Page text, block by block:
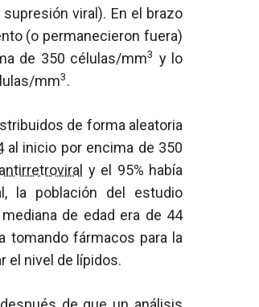
viral). En el brazo
(o permanecieron fuera)
de 350 células/mm3 y lo
mm3.
de forma aleatoria
al inicio por encima de 350
antirretroviral y el 95% había
la población del estudio
de edad era de 44
tomando fármacos para la
el nivel de lípidos.